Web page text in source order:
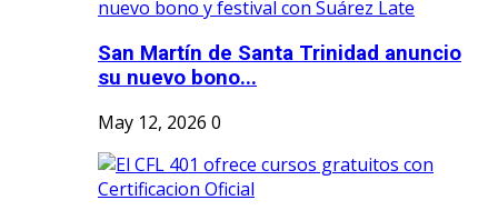
San Martín de Santa Trinidad anuncio
su nuevo bono...
May 12, 2026 0